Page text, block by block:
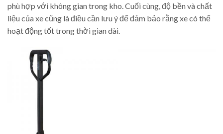
phù hợp với không gian trong kho. Cuối cùng, độ bền và chất
liệu của xe cũng là điều cần lưu ý để đảm bảo rằng xe có thể
hoạt động tốt trong thời gian dài.